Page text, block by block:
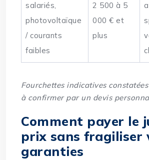
salariés,
photovoltaïque
/ courants
faibles
2 500 à 5
000 € et
plus
Fourchettes indicatives
à confirmer par un devis
Comment payer le
prix sans fragiliser
garanties